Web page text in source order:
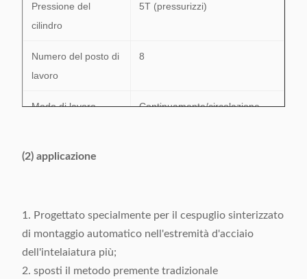
Pressione del
cilindro
5T (pressurizzi)
Numero del posto di
lavoro
8
Modo di lavoro Continuamente/circolazione
elettrica
Peso
(2) applicazione
1. Progettato specialmente per il cespuglio sinterizzato
di montaggio automatico nell'estremità d'acciaio
dell'intelaiatura più;
2. sposti il metodo premente tradizionale